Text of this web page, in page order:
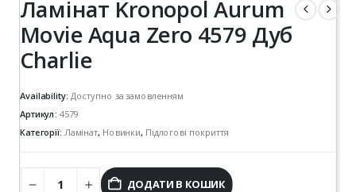
Ламінат Kronopol Aurum
Movie Aqua Zero 4579 Дуб
Charlie
Availability: Доступно за замовленням
Артикул:4579
Категорії: Ламінат, Новинки, Підлогові покриття
ДОДАТИ В КОШИК